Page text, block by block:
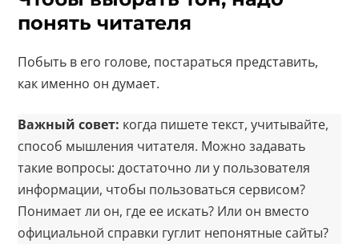
понять читателя
Побыть в его голове, постараться представить,
как именно он думает.
Важный совет: когда пишете текст, учитывайте,
способ мышления читателя. Можно задавать
такие вопросы: достаточно ли у пользователя
информации, чтобы пользоваться сервисом?
Понимает ли он, где ее искать? Или он вместо
официальной справки гуглит непонятные сайты?